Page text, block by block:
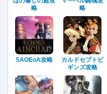
略
略
SAOEoA攻略
カルドセプトビ
ギンズ攻略